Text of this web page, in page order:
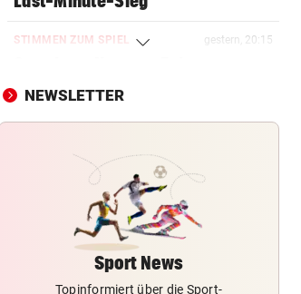
STIMMEN ZUM SPIEL gestern, 20:15
superhappy nach Hause“
ORKAN, KEIN STROM & CO gestern, 20:06
häufen sich
WASSERSPRINGEN
Knoll bei EM Achter vom Turm ++
Lotfi auf Rang 12!
SCHON NÄCHSTE SAISON gestern, 19:46
NEWSLETTER
Sport News
Topinformiert über die Sport-